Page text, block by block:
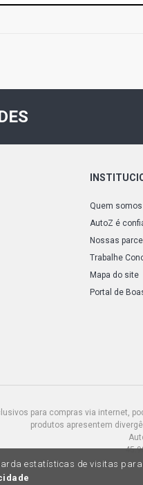
Quem somos
AutoZ é
Nossas
Trabalhe
Mapa do site
Portal de
para compras via internet,
produtos apresentem
estatísticas de visitas